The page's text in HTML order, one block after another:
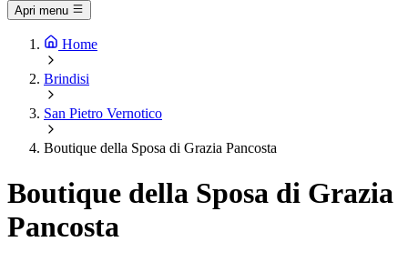
Apri menu
Home
Brindisi
San Pietro Vernotico
Boutique della Sposa di Grazia Pancosta
Boutique della Sposa di Grazia
Pancosta